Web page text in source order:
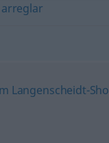
arreglar